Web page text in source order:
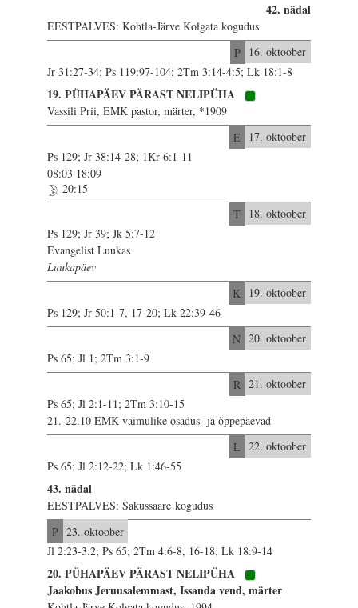
42. nädal
EESTPALVES: Kohtla-Järve Kolgata kogudus
P
16. oktoober
Jr 31:27-34; Ps 119:97-104; 2Tm 3:14-4:5; Lk 18:1-8
19. PÜHAPÄEV PÄRAST NELIPÜHA
Vassili Prii, EMK pastor, märter, *1909
E
17. oktoober
Ps 129; Jr 38:14-28; 1Kr 6:1-11
08:03 18:09
20:15
T
18. oktoober
Ps 129; Jr 39; Jk 5:7-12
Evangelist Luukas
Luukapäev
K
19. oktoober
Ps 129; Jr 50:1-7, 17-20; Lk 22:39-46
N 20. oktoober
Ps 65; Jl 1; 2Tm 3:1-9
R 21. oktoober
Ps 65; Jl 2:1-11; 2Tm 3:10-15
21.-22.10 EMK vaimulike osadus- ja õppepäevad
L 22. oktoober
Ps 65; Jl 2:12-22; Lk 1:46-55
43. nädal
EESTPALVES: Sakussaare kogudus
P 23. oktoober
Jl 2:23-3:2; Ps 65; 2Tm 4:6-8, 16-18; Lk 18:9-14
20. PÜHAPÄEV PÄRAST NELIPÜHA
Jaakobus Jeruusalemmast, Issanda vend, märter